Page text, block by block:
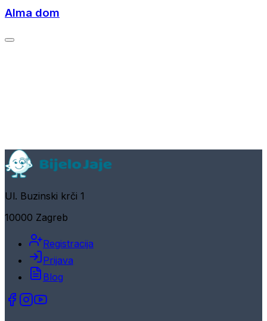
Alma dom
Ul. Buzinski krči 1
10000 Zagreb
Registracija
Prijava
Blog